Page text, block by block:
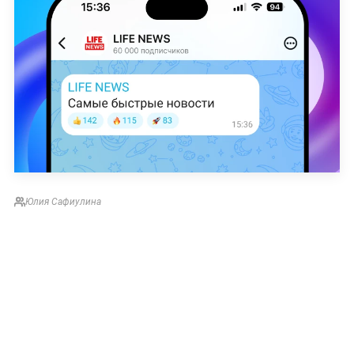
Юлия Сафиулина